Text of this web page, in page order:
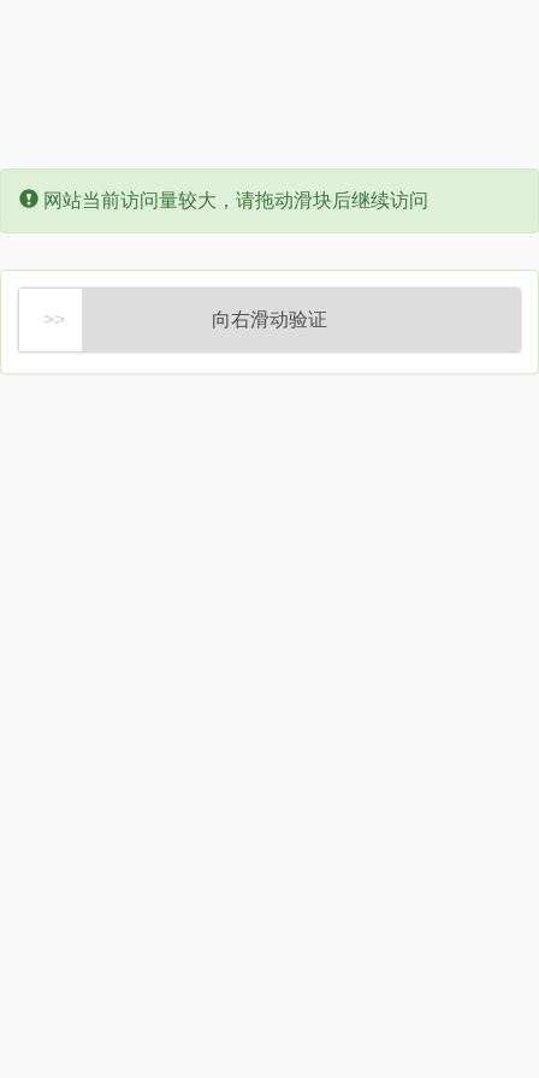
Error:
网站当前访问量较大，请拖动滑块后继续访问
向右滑动验证